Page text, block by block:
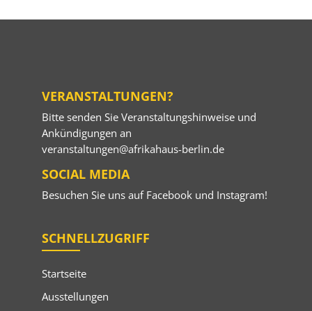
VERANSTALTUNGEN?
Bitte senden Sie Veranstaltungshinweise und
Ankündigungen an
veranstaltungen@afrikahaus-berlin.de
SOCIAL MEDIA
Besuchen Sie uns auf Facebookund Instagram!
SCHNELLZUGRIFF
Startseite
Ausstellungen